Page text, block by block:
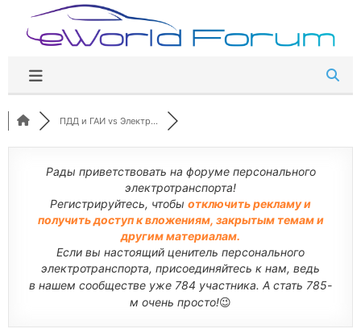
Перейти
содержимому
ПДД и ГАИ vs Электр...
Рады приветствовать на форуме персонального
электротранспорта!
Регистрируйтесь, чтобы отключить рекламу и
получить доступ к вложениям, закрытым темам и
другим материалам.
Если вы настоящий ценитель персонального
электротранспорта, присоединяйтесь к нам, ведь
в нашем сообществе уже 784 участника. А стать 785-
м очень просто!😉